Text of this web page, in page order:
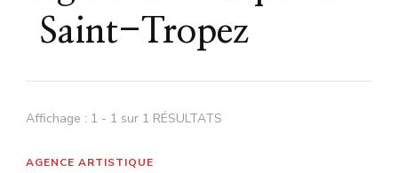
Saint-Tropez
Affichage : 1 - 1 sur 1 RÉSULTATS
AGENCE ARTISTIQUE